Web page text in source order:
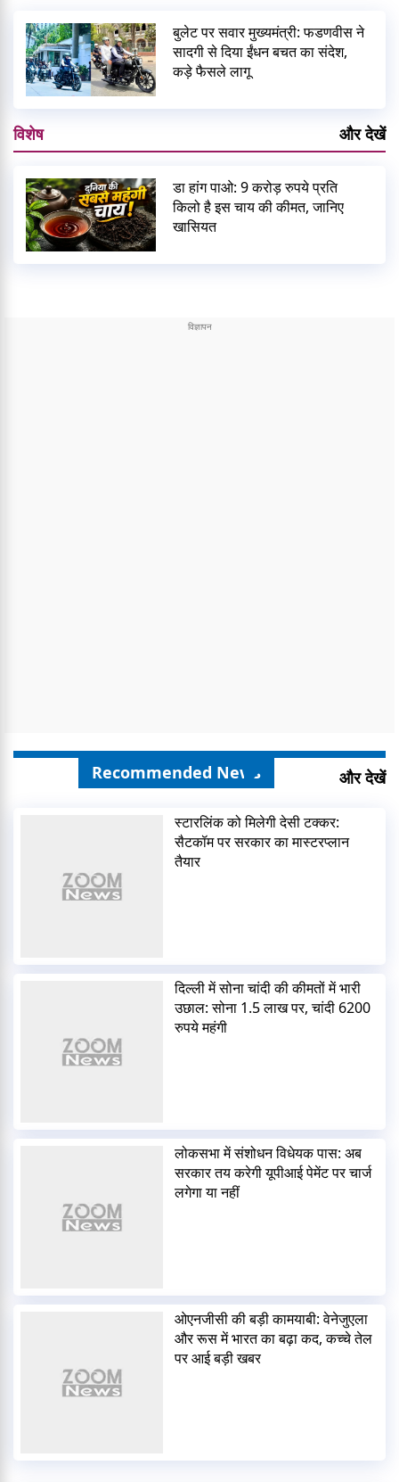
बुलेट पर सवार मुख्यमंत्री: फडणवीस ने
सादगी से दिया ईंधन बचत का संदेश,
कड़े फैसले लागू
विशेष और देखें
डा हांग पाओ: 9 करोड़ रुपये प्रति
किलो है इस चाय की कीमत, जानिए
खासियत
Recommended News और देखें
स्टारलिंक को मिलेगी देसी टक्कर:
सैटकॉम पर सरकार का मास्टरप्लान
तैयार
दिल्ली में सोना चांदी की कीमतों में भारी
उछाल: सोना 1.5 लाख पर, चांदी 6200
रुपये महंगी
लोकसभा में संशोधन विधेयक पास: अब
सरकार तय करेगी यूपीआई पेमेंट पर चार्ज
लगेगा या नहीं
ओएनजीसी की बड़ी कामयाबी: वेनेजुएला
और रूस में भारत का बढ़ा कद, कच्चे तेल
पर आई बड़ी खबर